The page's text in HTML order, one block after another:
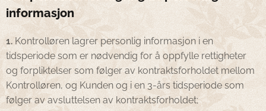
informasjon
1.Kontrolløren lagrer personlig informasjon i en
tidsperiode som er nødvendig for å oppfylle rettigheter
og forpliktelser som følger av kontraktsforholdet mellom
Kontrolløren, og Kunden og i en 3-års tidsperiode som
følger av avsluttelsen av kontraktsforholdet;